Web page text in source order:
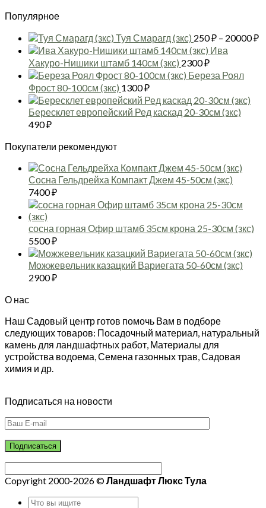
2900 ₽
Популярное
Туя Смарагд (зкс) 250₽ – 20000₽
Ива
Хакуро-Нишики штамб 140см (зкс) 2300₽
Береза Роял
Фрост 80-100см (зкс) 1300₽
Бересклет европейский Ред каскад 20-30см (зкс)
490₽
Покупатели рекомендуют
Сосна Гельдрейха Компакт Джем 45-50см (зкс)
7400₽
сосна горная Офир штамб 35см крона 25-30см (зкс)
5500₽
Можжевельник казацкий Вариегата 50-60см (зкс)
2900₽
О нас
Наш Садовый центр готов помочь Вам в подборе
следующих товаров: Посадочный материал, натуральный
камень для ландшафтных работ, Материалы для
устройства водоема, Семена газонных трав, Садовая
химия и др.
Подписаться на новости
Copyright 2000-2026 ©Ландшафт Люкс Тула
Искать: